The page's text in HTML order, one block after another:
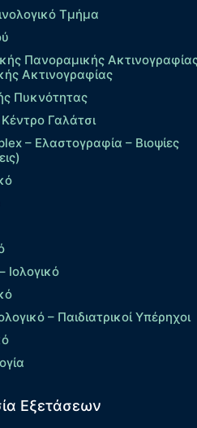
Τμήμα
Πανοραμικής
Ακτινογραφίας
Πυκνότητας
Γαλάτσι
– Eλαστογραφία – Βιοψίες
Ιολογικό
– Παιδιατρικοί Υπέρηχοι
Εξετάσεων